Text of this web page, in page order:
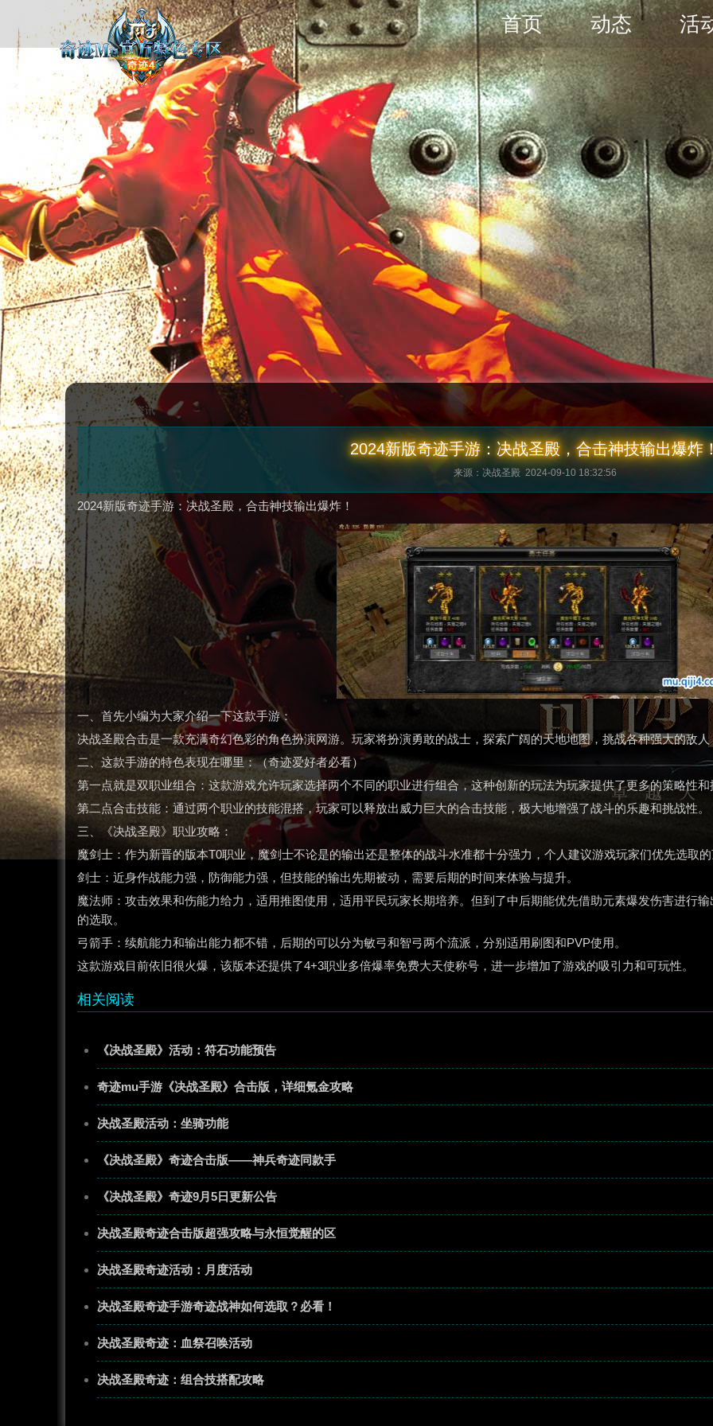
首页 动态 活
首页 > 资讯
2024新版奇迹手游：决战圣殿，合击神技输出爆炸
来源：决战圣殿 2024-09-10 18:32:56
2024新版奇迹手游：决战圣殿，合击神技输出爆炸！
一、首先小编为大家介绍一下这款手游：
决战圣殿合击是一款充满奇幻色彩的角色扮演网游。玩家将扮演勇敢的战士，探索广阔的天地地图，挑战各种强大的敌
二、这款手游的特色表现在哪里：（奇迹爱好者必看）
第一点就是双职业组合：这款游戏允许玩家选择两个不同的职业进行组合，这种创新的玩法为玩家提供了更多的策略性
第二点合击技能：通过两个职业的技能混搭，玩家可以释放出威力巨大的合击技能，极大地增强了战斗的乐趣和挑战性。
三、《决战圣殿》职业攻略：
魔剑士：作为新晋的版本T0职业，魔剑士不论是的输出还是整体的战斗水准都十分强力，个人建议游戏玩家们优先选取
剑士：近身作战能力强，防御能力强，但技能的输出先期被动，需要后期的时间来体验与提升。
魔法师：攻击效果和伤能力给力，适用推图使用，适用平民玩家长期培养。但到了中后期能优先借助元素爆发伤害进行
的选取。
弓箭手：续航能力和输出能力都不错，后期的可以分为敏弓和智弓两个流派，分别适用刷图和PVP使用。
这款游戏目前依旧很火爆，该版本还提供了4+3职业多倍爆率免费大天使称号，进一步增加了游戏的吸引力和可玩性‌。
相关阅读
《决战圣殿》活动：符石功能预告
奇迹mu手游《决战圣殿》合击版，详细氪金攻略
决战圣殿活动：坐骑功能
《决战圣殿》奇迹合击版——神兵奇迹同款手
《决战圣殿》奇迹9月5日更新公告
决战圣殿奇迹合击版超强攻略与永恒觉醒的区
决战圣殿奇迹活动：月度活动
决战圣殿奇迹手游奇迹战神如何选取？必看！
决战圣殿奇迹：血祭召唤活动
决战圣殿奇迹：组合技搭配攻略